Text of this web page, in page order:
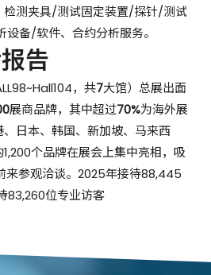
检测夹具/测试固定装置/探针/测试
备/软件、合约分析服务。
告
，共7大馆）总展出面
展商品牌，其中超过70%为海外展
日本、韩国、新加坡、马来西
个品牌在展会上集中亮相，吸
来参观洽谈。2025年接待88,445
83,260位专业访客